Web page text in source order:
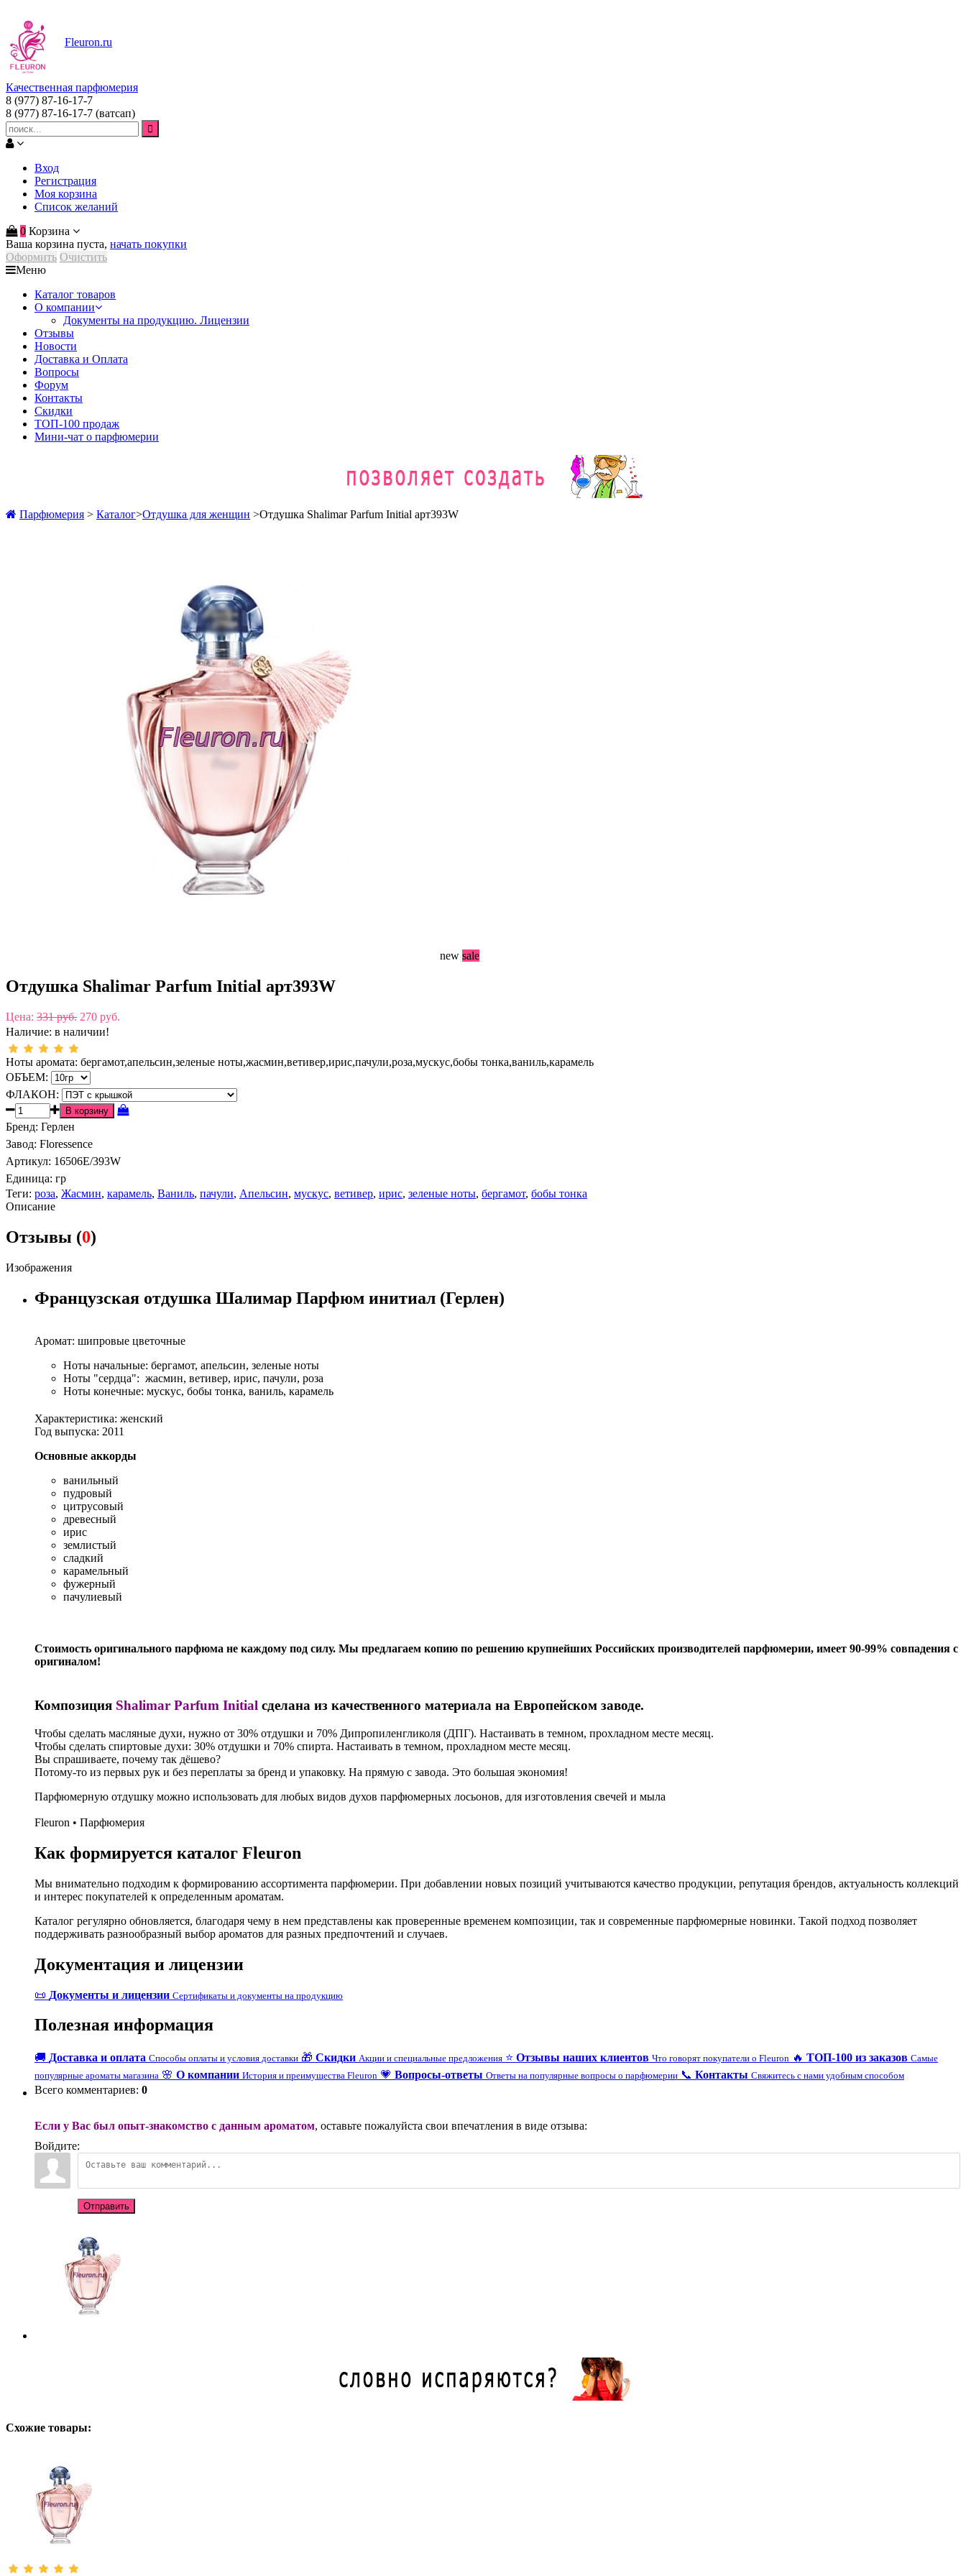
Fleuron.ru
Качественная парфюмерия
8 (977) 87-16-17-7
8 (977) 87-16-17-7 (ватсап)
Вход
Регистрация
Моя корзина
Список желаний
0 Корзина
Ваша корзина пуста, начать покупки
Оформить Очистить
Меню
Каталог товаров
О компании
Документы на продукцию. Лицензии
Отзывы
Новости
Доставка и Оплата
Вопросы
Форум
Контакты
Скидки
ТОП-100 продаж
Мини-чат о парфюмерии
Парфюмерия > Каталог>Отдушка для женщин >Отдушка Shalimar Parfum Initial арт393W
new sale
Отдушка Shalimar Parfum Initial арт393W
Цена: 331 руб. 270 руб.
Наличие: в наличии!
Ноты аромата: бергамот,апельсин,зеленые ноты,жасмин,ветивер,ирис,пачули,роза,мускус,бобы тонка,ваниль,карамель
ОБЪЕМ:
ФЛАКОН:
Бренд: Герлен
Завод: Floressence
Артикул: 16506E/393W
Единица: гр
Теги: роза, Жасмин, карамель, Ваниль, пачули, Апельсин, мускус, ветивер, ирис, зеленые ноты, бергамот, бобы тонка
Описание
Отзывы (0)
Изображения
Французская отдушка Шалимар Парфюм инитиал (Герлен)
Аромат: шипровые цветочные
Ноты начальные: бергамот, апельсин, зеленые ноты
Ноты "сердца": жасмин, ветивер, ирис, пачули, роза
Ноты конечные: мускус, бобы тонка, ваниль, карамель
Характеристика: женский
Год выпуска: 2011
Основные аккорды
ванильный
пудровый
цитрусовый
древесный
ирис
землистый
сладкий
карамельный
фужерный
пачулиевый
Стоимость оригинального парфюма не каждому под силу. Мы предлагаем копию по решению крупнейших Российских производителей парфюмерии, имеет 90-99% совпадения с
оригиналом!
Композиция Shalimar Parfum Initial сделана из качественного материала на Европейском заводе.
Чтобы сделать масляные духи, нужно от 30% отдушки и 70% Дипропиленгликоля (ДПГ). Настаивать в темном, прохладном месте месяц.
Чтобы сделать спиртовые духи: 30% отдушки и 70% спирта. Настаивать в темном, прохладном месте месяц.
Вы спрашиваете, почему так дёшево?
Потому-то из первых рук и без переплаты за бренд и упаковку. На прямую с завода. Это большая экономия!
Парфюмерную отдушку можно использовать для любых видов духов парфюмерных лосьонов, для изготовления свечей и мыла
Fleuron • Парфюмерия
Как формируется каталог Fleuron
Мы внимательно подходим к формированию ассортимента парфюмерии. При добавлении новых позиций учитываются качество продукции, репутация брендов, актуальность коллекций
и интерес покупателей к определенным ароматам.
Каталог регулярно обновляется, благодаря чему в нем представлены как проверенные временем композиции, так и современные парфюмерные новинки. Такой подход позволяет
поддерживать разнообразный выбор ароматов для разных предпочтений и случаев.
Документация и лицензии
📜 Документы и лицензии Сертификаты и документы на продукцию
Полезная информация
🚚 Доставка и оплата Способы оплаты и условия доставки 🎁 Скидки Акции и специальные предложения ⭐ Отзывы наших клиентов Что говорят покупатели о Fleuron 🔥 ТОП-100 из заказов Самые
популярные ароматы магазина 🌸 О компании История и преимущества Fleuron 💗 Вопросы-ответы Ответы на популярные вопросы о парфюмерии 📞 Контакты Свяжитесь с нами удобным способом
Всего комментариев: 0
Если у Вас был опыт-знакомство с данным ароматом, оставьте пожалуйста свои впечатления в виде отзыва:
Войдите:
Отправить
Схожие товары: